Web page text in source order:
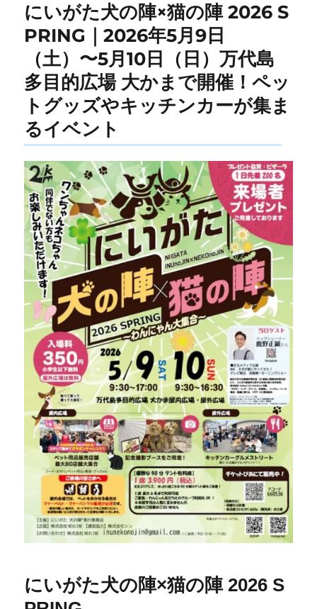
にいがた犬の陣×猫の陣 2026 S
PRING｜2026年5月9日
（土）〜5月10日（日）万代島
多目的広場 大かまで開催！ペッ
トグッズやキッチンカーが集ま
るイベント
にいがた犬の陣×猫の陣 2026 S